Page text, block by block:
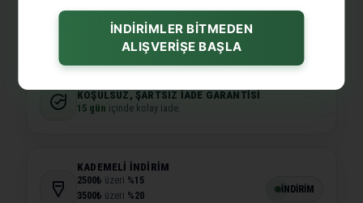
Siparişiniz özenle hazırlanır ve hızlıca yola çıkar.
KOŞULSUZ, ŞARTSIZ İADE GARANTISI
15 gün içinde kolay iade.
KADEMELI İNDIRIM
2500₺ üzeri %15
3500₺ üzeri %20
İNDİRİM
İNDİRİMLER BİTMEDEN
ALIŞVERİŞE BAŞLA